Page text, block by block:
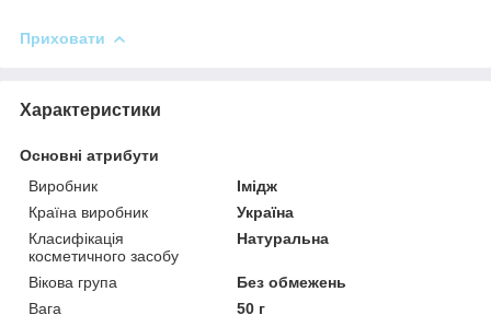
Приховати
Характеристики
Основні атрибути
Виробник
Імідж
Країна виробник
Україна
Класифікація
косметичного засобу
Натуральна
Вікова група
Без обмежень
Вага
50 г